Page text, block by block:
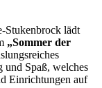
Stukenbrock lädt
„Sommer der
und Spaß, welches
Einrichtungen auf